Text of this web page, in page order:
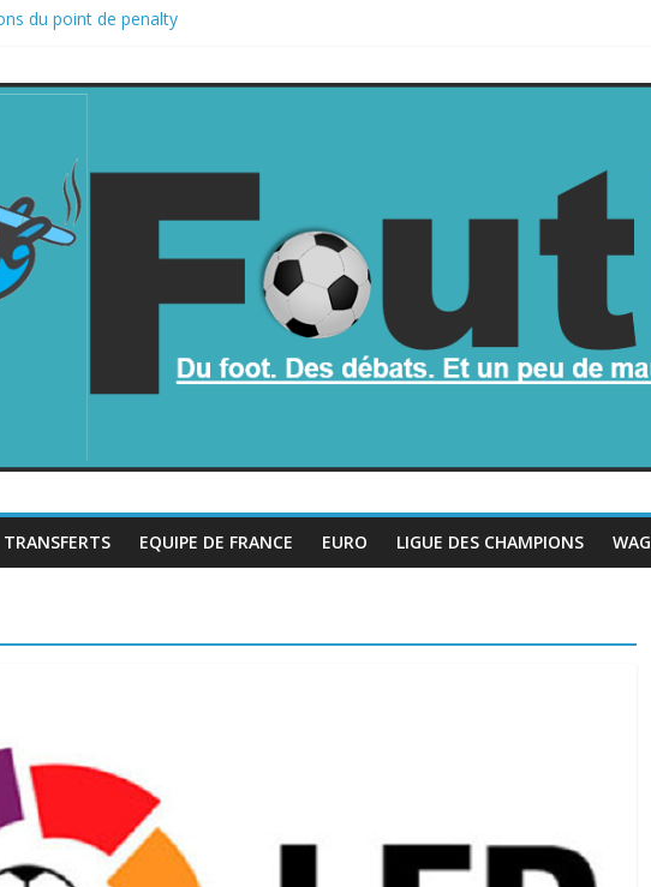
du point de penalty
de la Coupe du monde
la Chine, trop mauvais au football ?
TRANSFERTS EQUIPE DE FRANCE EURO LIGUE DES CHAMPIONS WAG